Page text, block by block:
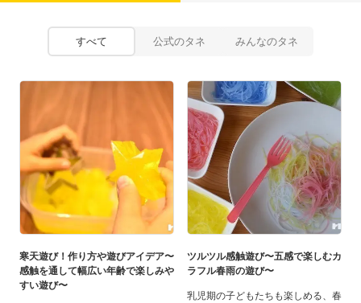
すべて 公式のタネ みんなのタネ
寒天遊び！作り方や遊びアイデア〜
感触を通して幅広い年齢で楽しみや
すい遊び〜
ツルツル感触遊び〜五感で楽しむカ
ラフル春雨の遊び〜
乳児期の子どもたちも楽しめる、春